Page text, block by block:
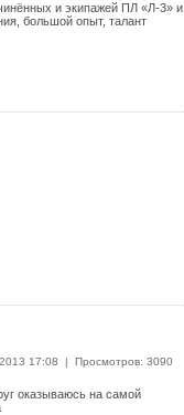
и экипажей ПЛ «Л-3» и
большой опыт, талант
17:08 | Просмотров: 3090
оказываюсь на самой